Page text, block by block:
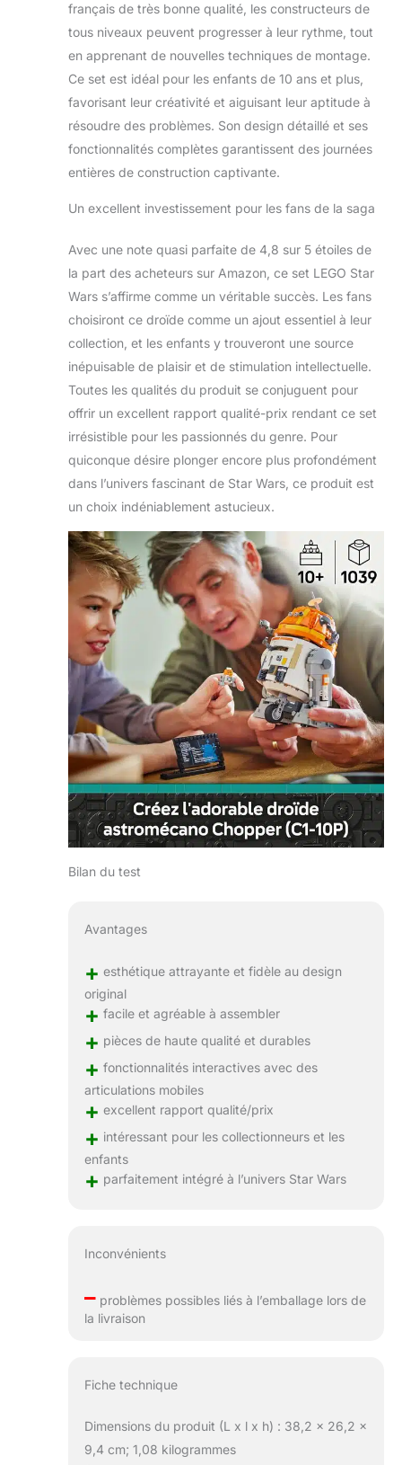
ou un fan de la
série d’aventures
fantastiques Star
Wars : Ahsoka de
Construire
ensemble, entre
amis ou en famille –
L’application LEGO
expérience
collaborative
partager le plaisir de
la construction
LEGO Sets LEGO
Star Wars pour tous
construction LEGO
Star Wars à
collectionner
(vendus
permettent aux
enfants et aux fans
adultes de rejouer
la saga, d'inventer
des histoires ou
d'exposer leurs
maquettes
français de très bonne qualité, les constructeurs de
tous niveaux peuvent progresser à leur rythme, tout
en apprenant de nouvelles techniques de montage.
Ce set est idéal pour les enfants de 10 ans et plus,
favorisant leur créativité et aiguisant leur aptitude à
résoudre des problèmes. Son design détaillé et ses
fonctionnalités complètes garantissent des journées
entières de construction captivante.
Un excellent investissement pour les fans de la saga
Avec une note quasi parfaite de 4,8 sur 5 étoiles de
la part des acheteurs sur Amazon, ce set LEGO Star
Wars s’affirme comme un véritable succès. Les fans
choisiront ce droïde comme un ajout essentiel à leur
collection, et les enfants y trouveront une source
inépuisable de plaisir et de stimulation intellectuelle.
Toutes les qualités du produit se conjuguent pour
offrir un excellent rapport qualité-prix rendant ce set
irrésistible pour les passionnés du genre. Pour
quiconque désire plonger encore plus profondément
dans l’univers fascinant de Star Wars, ce produit est
un choix indéniablement astucieux.
Bilan du test
Avantages
+ esthétique attrayante et fidèle au design
original
+ facile et agréable à assembler
+ pièces de haute qualité et durables
+ fonctionnalités interactives avec des
articulations mobiles
+ excellent rapport qualité/prix
+ intéressant pour les collectionneurs et les
enfants
+ parfaitement intégré à l’univers Star Wars
Inconvénients
–problèmes possibles liés à l’emballage lors de
la livraison
Fiche technique
Dimensions du produit (L x l x h) : 38,2 x 26,2 x
9,4 cm; 1,08 kilogrammes